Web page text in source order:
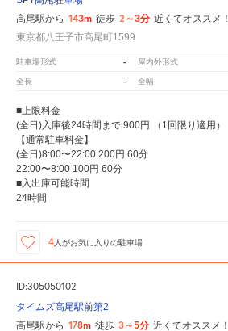
高尾駅から 143m 徒歩 2～3分 近くてオススメ！
東京都八王子市高尾町1599
駐車場形式 - 屋内外形式
全長 - 全幅
■上限料金
(全日)入庫後24時間まで 900円 （1回限り適用）
【通常駐車料金】
(全日)8:00〜22:00 200円 60分
22:00〜8:00 100円 60分
■入出庫可能時間
24時間
4 人がお気に入りの駐車場
ID:305050102
タイムズ高尾駅前第2
高尾駅から 178m 徒歩 3～5分 近くてオススメ！